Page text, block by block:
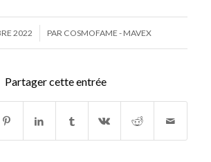
2022 PAR COSMOFAME - MAVEX
Partager cette entrée